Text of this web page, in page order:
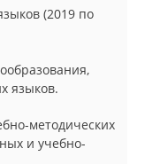
(2019 по
языков.
методических
и учебно-